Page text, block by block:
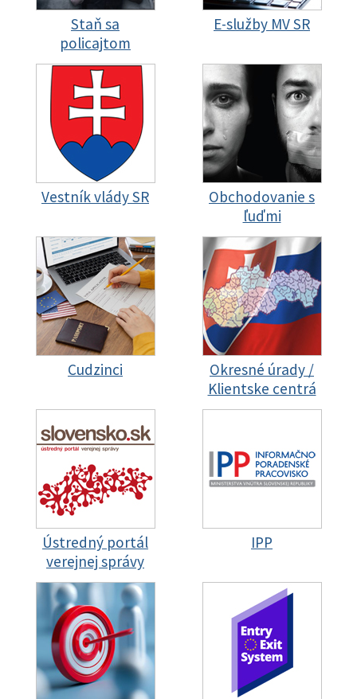
Staň sa
policajtom
E-služby MV SR
Vestník vlády SR
Obchodovanie s
ľuďmi
Cudzinci
Okresné úrady /
Klientske centrá
Ústredný portál
verejnej správy
IPP